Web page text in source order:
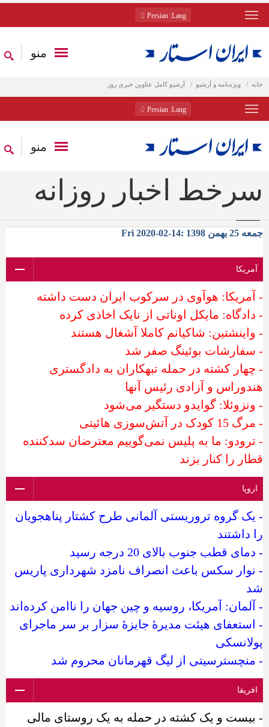
Lang
: Persian
منو
خانه ویژه‌نامه و آرشیو آرشیو کامل عناوین خبری روز
Lang
: Persian
منو
سرخط اخبار روزانه
جمعه 25 بهمن 1398 :14-02-2020 Fri
آمریکا
- آمریکا: هوآوی در سرکوب ایران دست داشته
- دادگاه: مایکل اوناتی از نایک اخاذی کرده
- واینشتین: شاکیانم کاملا آشغال هستند
- سفارشات بوئینگ صفر شد
- چهار کشته در حمله تبهکاران به دادگستری
هندوراس و آزادی رئیس آنها
- ونزوئلا: گوایدو دستگیر می‌شود
- مرگ 15 کودک در آتش‌سوزی هائیتی
- ترودو: ما به پلیس نمی‌گوییم معترضان سدکننده
قطار را کنار بزند
اروپا
- یک گروه تروریستی آلمانی طرح کشتار پناهجویان
را داشتند
- دمای قطب جنوب بالای 20 درجه رسید
- نوار سکس باعث انصراف نامزد شهرداری پاریس
شد
- آلمان: آمریکا، روسیه و چین جهان را ناامن کرده‌اند
- استعفای هیئت مدیرهٔ جایزهٔ سزار بر سر ماجرای
پولانسکی
- منچسترسیتی از لیگ قهرمانان محروم شد
افریقا
- بیست و یک کشته در حمله به یک روستای مالی